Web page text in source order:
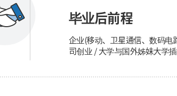
毕业后前程
企业(移动、卫星通信、数码电
司创业 / 大学与国外姊妹大学